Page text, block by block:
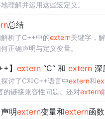
理解并运用这些宏定义。
总结
析了C++中的extern关键字，
正确声明与定义变量。
】 extern“C“ 和 extern深
讨了C和C++语言中extern和
的链接兼容性问题。还对extern
明extern变量和extern函